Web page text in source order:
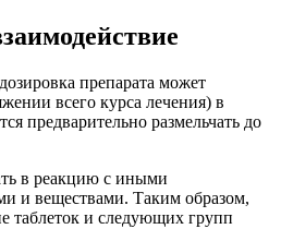
препарата может
всего курса лечения) в
предварительно размельчать до
в реакцию с иными
и веществами. Таким образом,
таблеток и следующих групп